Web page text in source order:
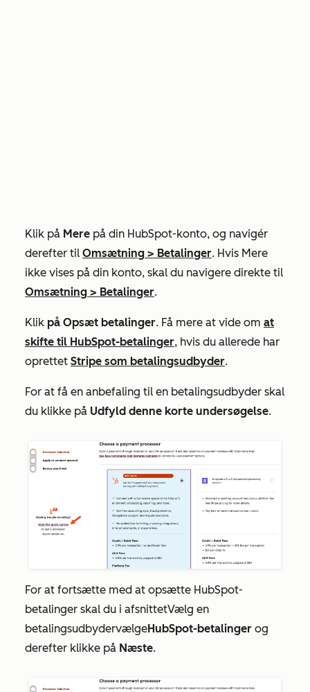
Klik på Mere på din HubSpot-konto, og navigér
derefter til Omsætning > Betalinger. Hvis Mere
ikke vises på din konto, skal du navigere direkte til
Omsætning > Betalinger.
Klik på Opsæt betalinger. Få mere at vide om at
skifte til HubSpot-betalinger, hvis du allerede har
oprettet Stripe som betalingsudbyder.
For at få en anbefaling til en betalingsudbyder skal
du klikke på Udfyld denne korte undersøgelse.
For at fortsætte med at opsætte HubSpot-
betalinger skal du i afsnittetVælg en
betalingsudbydervælgeHubSpot-betalinger og
derefter klikke på Næste.